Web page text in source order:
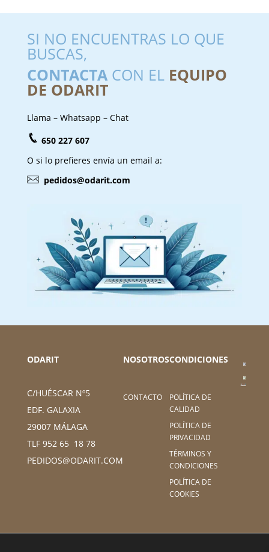
SI NO ENCUENTRAS LO QUE
BUSCAS,
CONTACTACON EL EQUIPO
DE ODARIT
Llama – Whatsapp – Chat
650 227 607
O si lo prefieres envía un email a:
pedidos@odarit.com
ODARIT
C/HUÉSCAR Nº5
EDF. GALAXIA
29007 MÁLAGA
TLF 952 65 18 78
PEDIDOS@ODARIT.COM
NOSOTROS
CONTACTO
CONDICIONES
POLÍTICA DE
CALIDAD
POLÍTICA DE
PRIVACIDAD
TÉRMINOS Y
CONDICIONES
POLÍTICA DE
COOKIES